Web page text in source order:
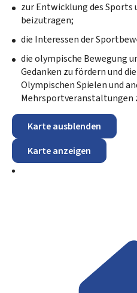
zur Entwicklung des
beizutragen;
die Interessen der
die olympische Bewegung
Gedanken zu fördern und
Olympischen Spielen und
Mehrsportveranstaltungen
Karte ausblenden
Karte anzeigen